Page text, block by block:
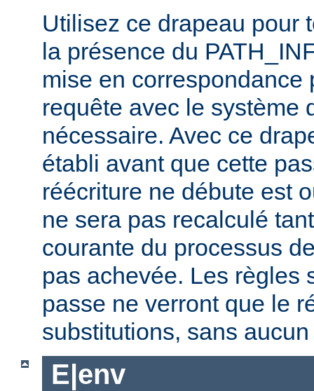
Utilisez ce drapeau pour
la présence du
mise en correspondance
requête avec le système
nécessaire. Avec ce
établi avant que cette
réécriture ne débute est
ne sera pas recalculé
courante du processus
pas achevée. Les règles
passe ne verront que le
substitutions, sans
E|env